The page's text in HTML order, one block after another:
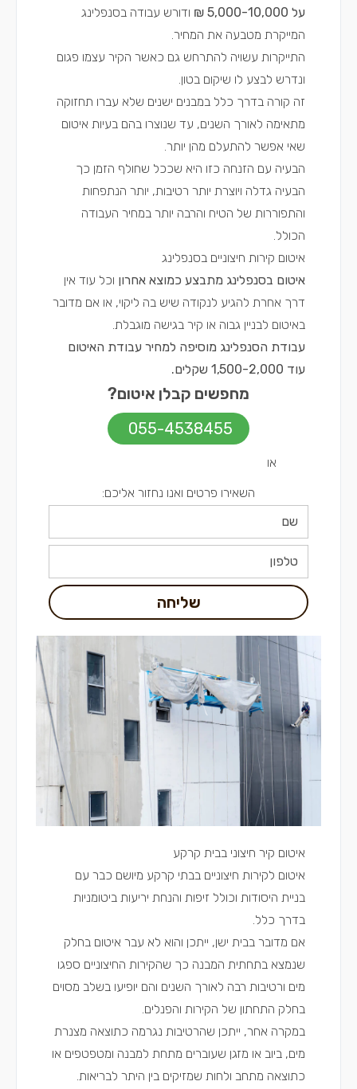
על 5,000-10,000 ₪
ודורש עבודה בסנפלינג
המייקרת מטבעה את המחיר.
התייקרות עשויה להתרחש גם כאשר הקיר עצמו פגום
ונדרש לבצע לו שיקום בטון.
זה קורה בדרך כלל במבנים ישנים שלא עברו תחזוקה
מתאימה לאורך השנים, עד שנוצרו בהם בעיות איטום
שאי אפשר להתעלם מהן יותר.
הבעיה עם הזנחה כזו היא שככל שחולף הזמן כך
הבעיה גדלה ויוצרת יותר רטיבות, יותר הנתפחות
והתפוררות של הטיח והרבה יותר במחיר העבודה
הכולל.
איטום קירות חיצוניים בסנפלינג
איטום בסנפלינג מתבצע כמוצא אחרון וכל עוד אין
דרך אחרת להגיע לנקודה שיש בה ליקוי, או אם מדובר
באיטום לבניין גבוה או קיר בגישה מוגבלת.
עבודת הסנפלינג מוסיפה למחיר עבודת האיטום
עוד 1,500-2,000 שקלים.
מחפשים קבלן איטום?
055-4538455
או
השאירו פרטים ואנו נחזור אליכם:
שליחה
איטום קיר חיצוני בבית קרקע
איטום לקירות חיצוניים בבתי קרקע מיושם כבר עם
בניית היסודות וכולל זיפות והנחת יריעות ביטומניות
בדרך כלל.
אם מדובר בבית ישן, ייתכן והוא לא עבר איטום בחלק
שנמצא בתחתית המבנה כך שהקירות החיצוניים ספגו
מים ורטיבות רבה לאורך השנים והם יופיעו בשלב מסוים
בחלק התחתון של הקירות והפנלים.
במקרה אחר, ייתכן שהרטיבות נגרמה כתוצאה מצנרת
מים, ביוב או מזגן שעוברים מתחת למבנה ומטפטפים או
כתוצאה מתחב ולחות שמזיקים בין היתר לבריאות.